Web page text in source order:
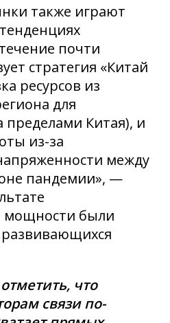
также играют
почти
стратегия «Китай
ресурсов из
для
пределами Китая), и
из-за
между
пандемии», —
мощности были
что
связи по-